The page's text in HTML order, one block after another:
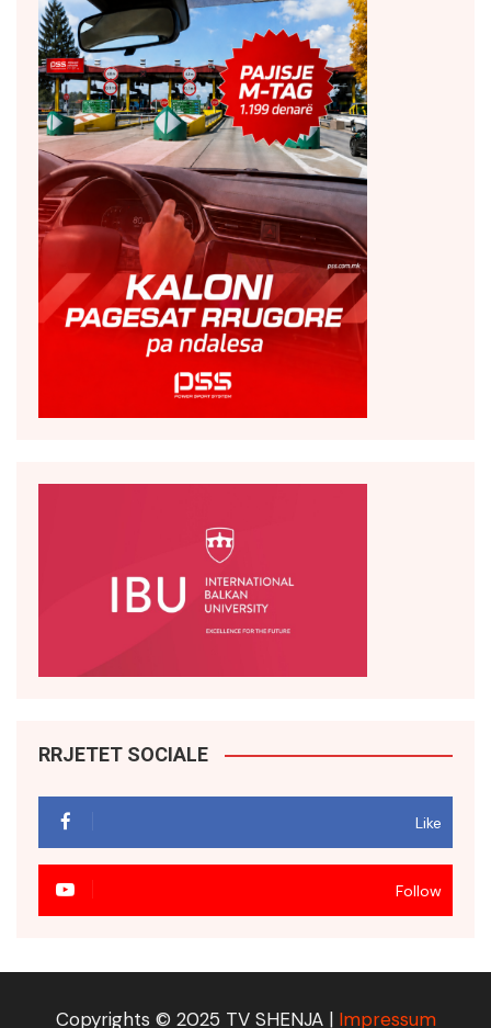
RRJETET SOCIALE
Like
Follow
Copyrights © 2025 TV SHENJA | Impressum